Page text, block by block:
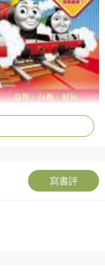
寫書評